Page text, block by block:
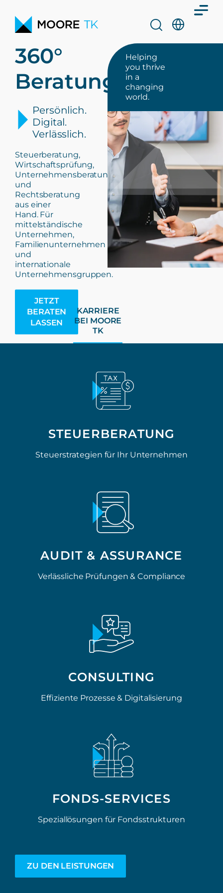
360°
Beratung
Persönlich.
Digital.
Verlässlich.
Steuerberatung,
Wirtschaftsprüfung,
Unternehmensberatung
und
Rechtsberatung
aus einer
Hand. Für
mittelständische
Unternehmen,
Familienunternehmen
und
internationale
Unternehmensgruppen.
JETZT
BERATEN
LASSEN
KARRIERE
BEI MOORE
TK
Helping
you thrive
in a
changing
world.
STEUERBERATUNG
Steuerstrategien für Ihr Unternehmen
AUDIT & ASSURANCE
Verlässliche Prüfungen & Compliance
CONSULTING
Effiziente Prozesse & Digitalisierung
FONDS-SERVICES
Speziallösungen für Fondsstrukturen
ZU DEN LEISTUNGEN